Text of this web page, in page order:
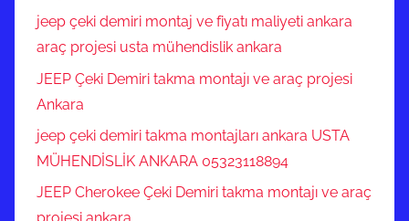
jeep çeki demiri montaj ve fiyatı maliyeti ankara
araç projesi usta mühendislik ankara
JEEP Çeki Demiri takma montajı ve araç projesi
Ankara
jeep çeki demiri takma montajları ankara USTA
MÜHENDİSLİK ANKARA 05323118894
JEEP Cherokee Çeki Demiri takma montajı ve araç